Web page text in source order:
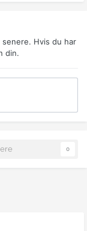
Hvis du har
din.
0